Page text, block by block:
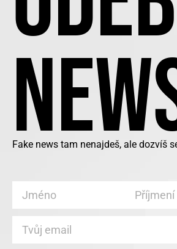
Fake news tam nenajdeš, ale dozvíš